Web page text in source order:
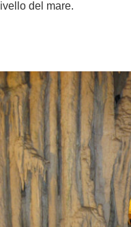
livello del mare.